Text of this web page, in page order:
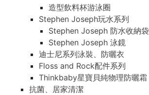
造型飲料杯游泳圈
Stephen Joseph玩水系列
Stephen Joseph 防水收納袋
Stephen Joseph 泳鏡
迪士尼系列泳裝、防曬衣
Floss and Rock配件系列
Thinkbaby星寶貝純物理防曬霜
抗菌、居家清潔